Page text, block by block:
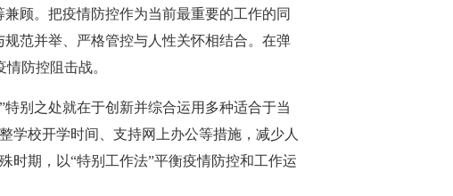
顾。把疫情防控作为当前最重要的工作的同
范并举、严格管控与人性关怀相结合。在弹
防控阻击战。
别之处就在于创新并综合运用多种适合于当
学校开学时间、支持网上办公等措施，减少人
时期，以“特别工作法”平衡疫情防控和工作运